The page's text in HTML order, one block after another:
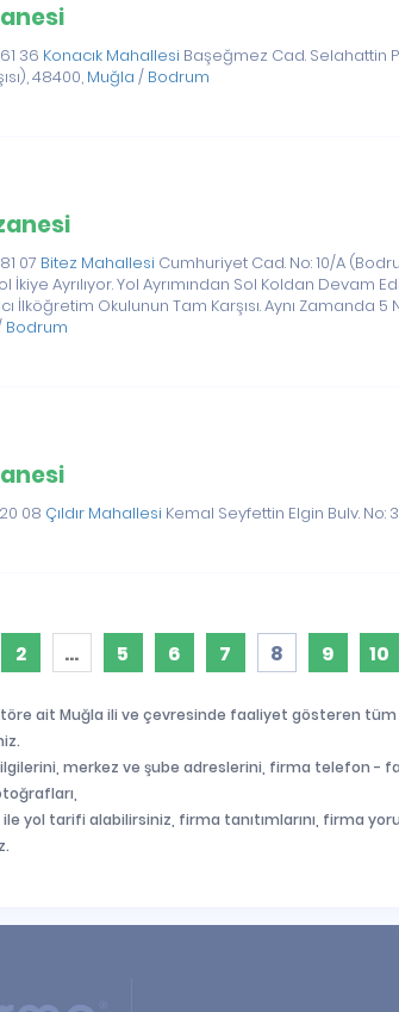
36 Konacık Mahallesi Başeğmez Cad. Selahattin
48400, Muğla / Bodrum
07 Bitez Mahallesi Cumhuriyet Cad. No: 10/A
İkiye Ayrılıyor. Yol Ayrımından Sol Koldan Devam
İlköğretim Okulunun Tam Karşısı. Aynı Zamanda 5
Bodrum
08 Çıldır Mahallesi Kemal Seyfettin Elgin Bulv. No:
2 ... 5 6 7 8 9 10
ait Muğla ili ve çevresinde faaliyet gösteren
merkez ve şube adreslerini, firma telefon -
yol tarifi alabilirsiniz, firma tanıtımlarını, firma